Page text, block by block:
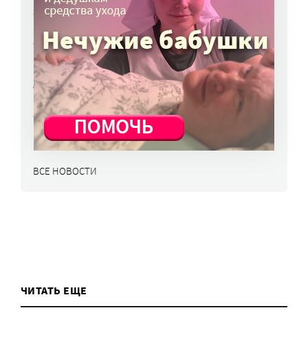
«Энхерту» от рака груди включили
в перечень жизненно важных препаратов
7 авг, 15:15
НКО часто рискуют нарушить закон
о персональных данных. Как этого
избежать?
7 авг, 13:13
ВСЕ НОВОСТИ
ЧИТАТЬ ЕЩЕ